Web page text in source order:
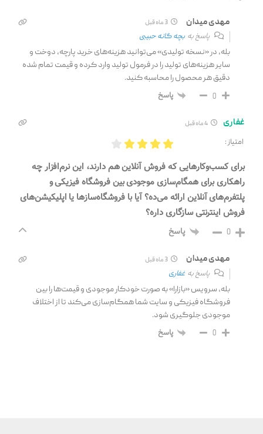
مهدی میدان 3 ماه قبل
پاسخ بهبچه گانه حبیبی
بله، در «نسخه تولیدی» می‌توانید هزینه‌های خرید پارچه، دوخت و
سایر هزینه‌های تولید را در فرمول تولید وارد کرده و قیمت تمام شده
دقیق هر محصول را محاسبه کنید.
پاسخ
غفاری 4 ماه قبل
برای کسب‌وکارهایی که فروش آنلاین هم دارند، این نرم‌افزار چه
راهکاری برای همگام‌سازی موجودی بین فروشگاه فیزیکی و
پلتفرم‌های آنلاین ارائه می‌ده؟ آیا با فروشگاه‌سازها یا اپلیکیشن‌های
فروش اینترنتی سازگاری داره؟
پاسخ
مهدی میدان 3 ماه قبل
پاسخ بهغفاری
بله، سرویس «بازارا» به صورت خودکار موجودی و قیمت‌ها را بین
فروشگاه فیزیکی و سایت شما همگام‌سازی می‌کند تا از اختلاف
موجودی جلوگیری شود.
پاسخ